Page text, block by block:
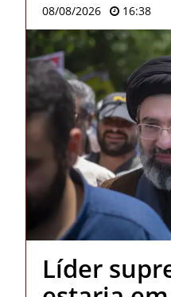
08/08/2026 16:38
Líder